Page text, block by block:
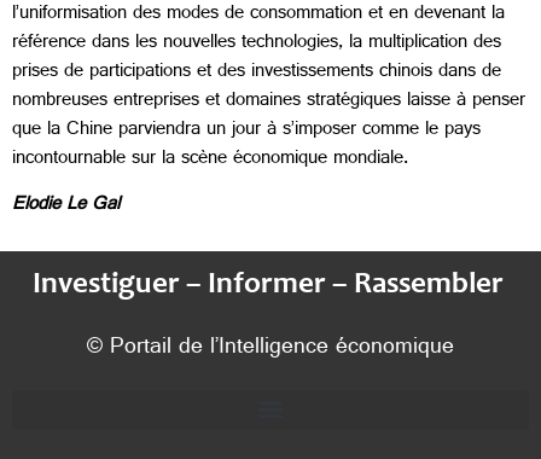
l’uniformisation des modes de consommation et en devenant la
référence dans les nouvelles technologies, la multiplication des
prises de participations et des investissements chinois dans de
nombreuses entreprises et domaines stratégiques laisse à penser
que la Chine parviendra un jour à s’imposer comme le pays
incontournable sur la scène économique mondiale.
Elodie Le Gal
Investiguer – Informer – Rassembler
© Portail de l’Intelligence économique